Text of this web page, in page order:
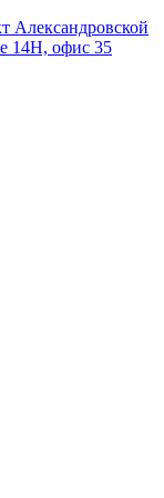
Александровской
14Н, офис 35